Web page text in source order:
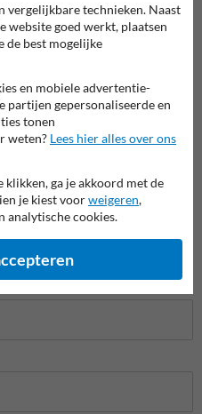
Flespalen
Bevestigingsmiddelen
vergelijkbare technieken. Naast
website goed werkt, plaatsen
de best mogelijke
en mobiele advertentie-
partijen gepersonaliseerde en
tonen
weten? Lees hier alles over ons
ga je akkoord met de
je kiest voorweigeren,
analytische cookies.